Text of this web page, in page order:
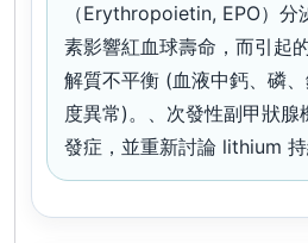
（Erythropoietin, EPO）分
素影響紅血球壽命，而引起
解質不平衡 (血液中鈣、磷
度異常)。、次發性副甲狀
發症，並重新討論 lithium 持